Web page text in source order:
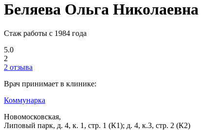
Беляева Ольга Николаевна
Стаж работы с 1984 года
5.0
2
2 отзыва
Врач принимает в клинике:
Коммунарка
Новомосковская,
Липовый парк, д. 4, к. 1, стр. 1 (К1); д. 4, к.3, стр. 2 (К2)